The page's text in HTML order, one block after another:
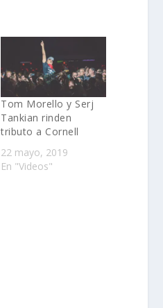
Tom Morello y Serj
Tankian rinden
tributo a Cornell
22 mayo, 2019
En "Videos"